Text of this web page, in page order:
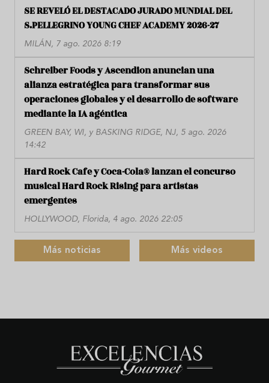
SE REVELÓ EL DESTACADO JURADO MUNDIAL DEL
S.PELLEGRINO YOUNG CHEF ACADEMY 2026-27
MILÁN, 7 ago. 2026 8:19
Schreiber Foods y Ascendion anuncian una
alianza estratégica para transformar sus
operaciones globales y el desarrollo de software
mediante la IA agéntica
GREEN BAY, WI, y BASKING RIDGE, NJ, 5 ago. 2026
14:42
Hard Rock Cafe y Coca-Cola® lanzan el concurso
musical Hard Rock Rising para artistas
emergentes
HOLLYWOOD, Florida, 4 ago. 2026 22:05
Más noticias Más videos